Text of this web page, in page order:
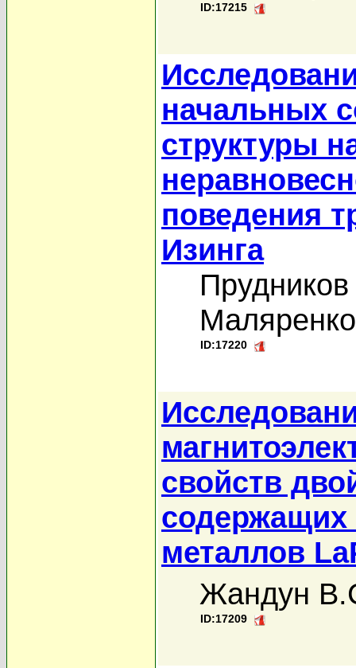
ID:17215
начальных
структуры
поведения
Изинга
ID:17220
свойств
металлов
Жандун
ID:17209